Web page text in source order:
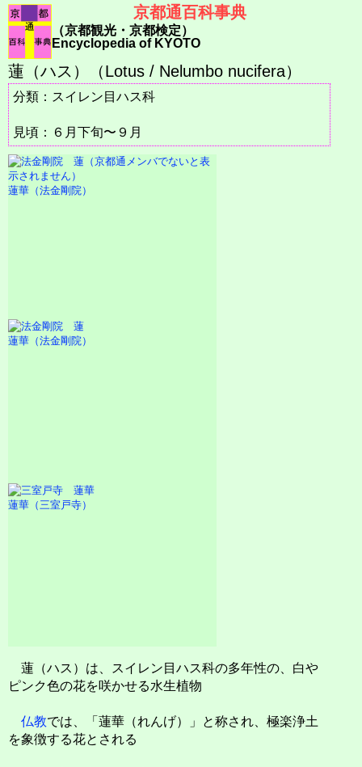
京都通百科事典
（京都観光・京都検定）
Encyclopedia of KYOTO
蓮（ハス）（Lotus / Nelumbo nucifera）
分類：スイレン目ハス科
見頃：６月下旬〜９月
蓮華（法金剛院）
蓮華（法金剛院）
蓮華（三室戸寺）
蓮（ハス）は、スイレン目ハス科の多年性の、白や
ピンク色の花を咲かせる水生植物
仏教では、「蓮華（れんげ）」と称され、極楽浄土
を象徴する花とされる